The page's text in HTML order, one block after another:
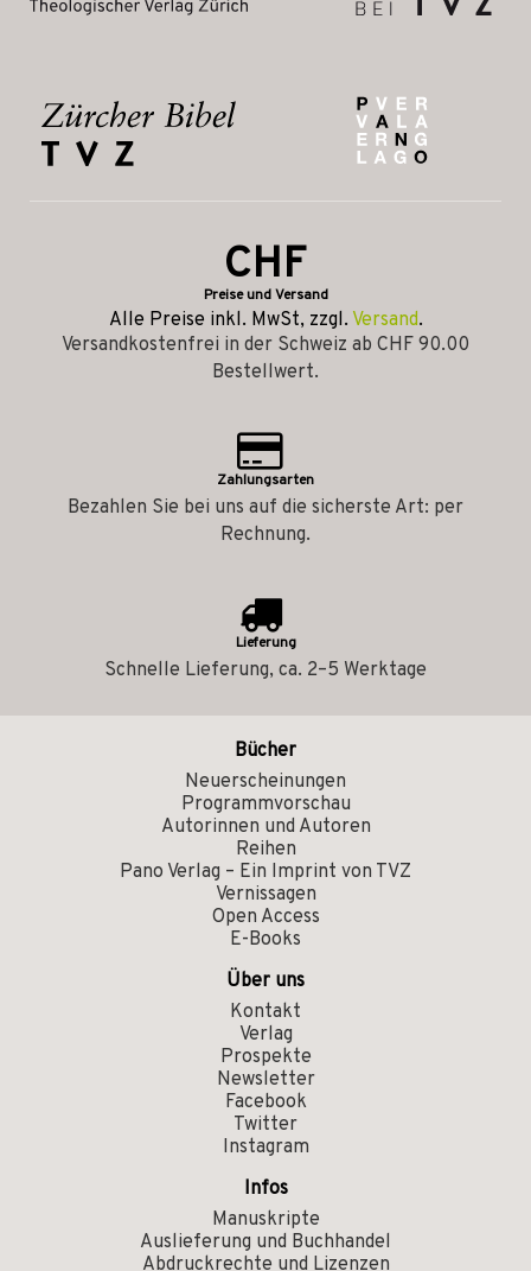
CHF
Preise und Versand
Alle Preise inkl. MwSt, zzgl. Versand.
Versandkostenfrei in der Schweiz ab CHF 90.00
Bestellwert.
Zahlungsarten
Bezahlen Sie bei uns auf die sicherste Art: per
Rechnung.
Lieferung
Schnelle Lieferung, ca. 2–5 Werktage
Bücher
Neuerscheinungen
Programmvorschau
Autorinnen und Autoren
Reihen
Pano Verlag – Ein Imprint von TVZ
Vernissagen
Open Access
E-Books
Über uns
Kontakt
Verlag
Prospekte
Newsletter
Facebook
Twitter
Instagram
Infos
Manuskripte
Auslieferung und Buchhandel
Abdruckrechte und Lizenzen